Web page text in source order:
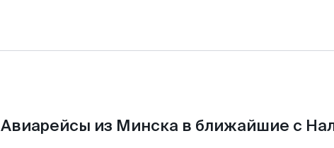
Авиарейсы из Минска в ближайшие с